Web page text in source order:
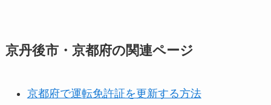
京丹後市・京都府の関連ページ
京都府で運転免許証を更新する方法